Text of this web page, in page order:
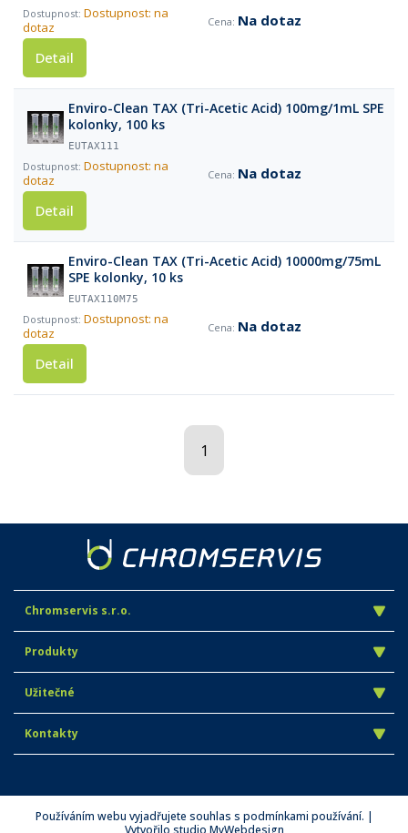
Dostupnost: na
dotaz
Na dotaz
Detail
Enviro-Clean TAX (Tri-Acetic Acid) 100mg/1mL SPE
kolonky, 100 ks
EUTAX111
Dostupnost: na
dotaz
Na dotaz
Detail
Enviro-Clean TAX (Tri-Acetic Acid) 10000mg/75mL
SPE kolonky, 10 ks
EUTAX110M75
Dostupnost: na
dotaz
Na dotaz
Detail
1
Chromservis s.r.o.
Produkty
Užitečné
Kontakty
Používáním webu vyjadřujete souhlas s podmínkami používání. |
Vytvořilo studio MyWebdesign